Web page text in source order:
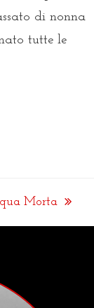
di nonna
tutte le
Morta